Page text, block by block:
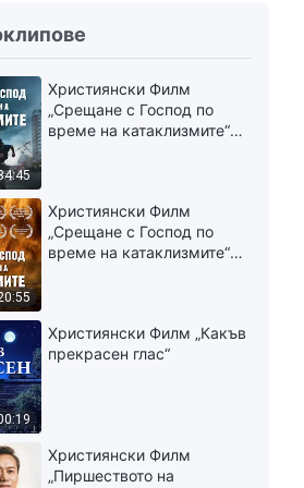
Навлизане в живота | Откъс
454
Ежедневни Божии слова:
Навлизане в живота | Откъс
455
Ежедневни Божии слова:
Навлизане в живота | Откъс
456
Ежедневни Божии слова:
Навлизане в живота | Откъс
457
Ежедневни Божии слова:
Християнски Филм
„Срещане с Господ по
време на катаклизмите“
Християнски Филм
„Срещане с Господ по
време на катаклизмите“
Християнски Филм „Какъв
прекрасен глас“
Християнски Филм
„Пиршеството на